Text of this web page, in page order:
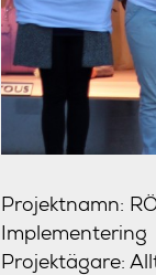
Projektnamn:
Implementering
Projektägare: